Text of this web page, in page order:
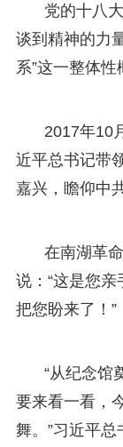
党的十八
谈到精神的力
系”这一整体性
2017年10
近平总书记带
嘉兴，瞻仰中
在南湖革
说：“这是您
把您盼来了！”
“从纪念馆
要来看一看，
舞。”习近平